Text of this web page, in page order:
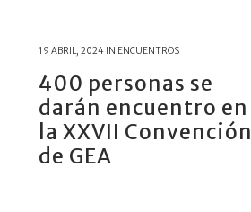
19 ABRIL, 2024 IN ENCUENTROS
400 personas se
darán encuentro en
la XXVII Convención
de GEA